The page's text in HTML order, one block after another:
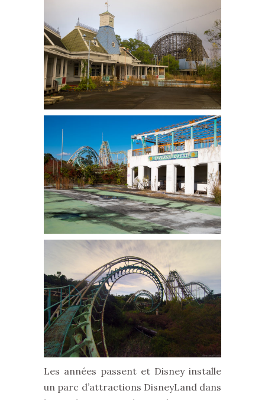
Les années passent et Disney installe
un parc d’attractions DisneyLand dans